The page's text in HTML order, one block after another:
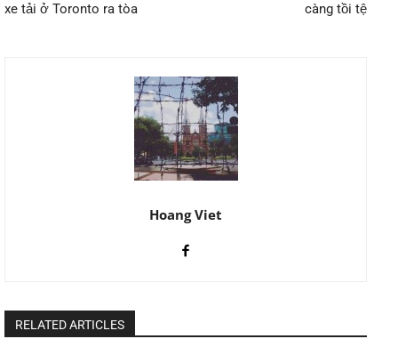
xe tải ở Toronto ra tòa
càng tồi tệ
Hoang Viet
RELATED ARTICLES